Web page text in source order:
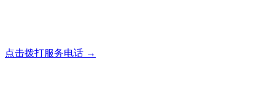
点击拨打服务电话 →